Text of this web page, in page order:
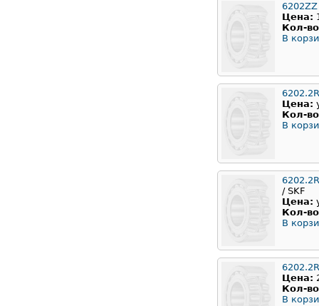
6202ZZ
Цена:
Кол-
В
Цена:
Кол-
В
/ SKF
Цена:
Кол-
В
Цена:
Кол-
В